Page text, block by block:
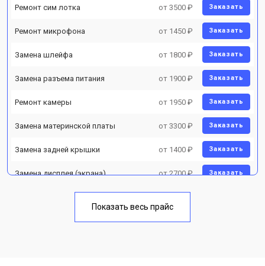
Ремонт сим лотка от 3500 ₽ Заказать
Ремонт микрофона от 1450 ₽ Заказать
Замена шлейфа от 1800 ₽ Заказать
Замена разъема питания от 1900 ₽ Заказать
Ремонт камеры от 1950 ₽ Заказать
Замена материнской платы от 3300 ₽ Заказать
Замена задней крышки от 1400 ₽ Заказать
Замена дисплея (экрана) от 2700 ₽ Заказать
Замена кнопки включения от 1750 ₽
Показать весь прайс